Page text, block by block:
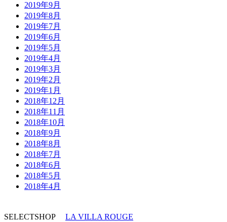
2019年9月
2019年8月
2019年7月
2019年6月
2019年5月
2019年4月
2019年3月
2019年2月
2019年1月
2018年12月
2018年11月
2018年10月
2018年9月
2018年8月
2018年7月
2018年6月
2018年5月
2018年4月
SELECTSHOP LA VILLA ROUGE